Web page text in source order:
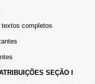
textos completos
SEÇÃO I